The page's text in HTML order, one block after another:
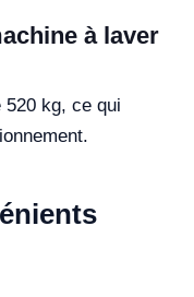
à laver
520 kg, ce qui